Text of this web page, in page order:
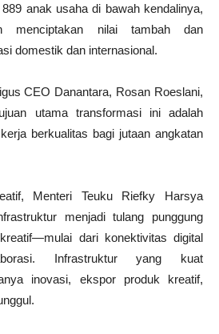
anak usaha di bawah kendalinya,
menciptakan nilai tambah dan
domestik dan internasional.
CEO Danantara, Rosan Roeslani,
utama transformasi ini adalah
berkualitas bagi jutaan angkatan
Menteri Teuku Riefky Harsya
menjadi tulang punggung
dari konektivitas digital
Infrastruktur yang kuat
inovasi, ekspor produk kreatif,